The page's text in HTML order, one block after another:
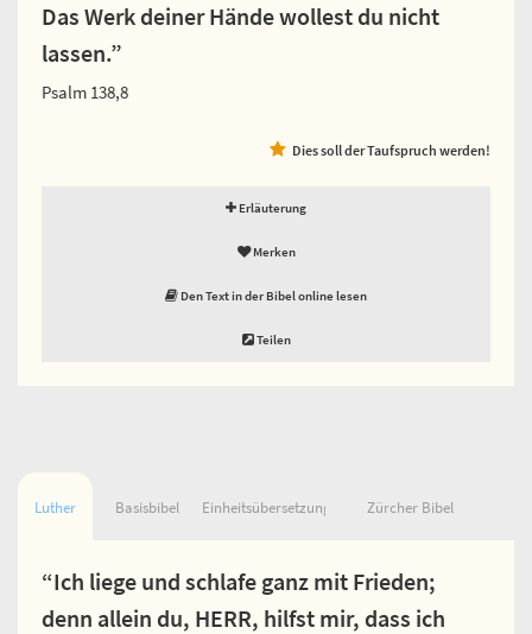
Das Werk deiner Hände wollest du nicht
lassen.”
Psalm 138,8
Dies soll der Taufspruch werden!
Erläuterung
Merken
Den Text in der Bibel online lesen
Teilen
Luther Basisbibel Einheitsübersetzung Zürcher Bibel
“Ich liege und schlafe ganz mit Frieden;
denn allein du, HERR, hilfst mir, dass ich